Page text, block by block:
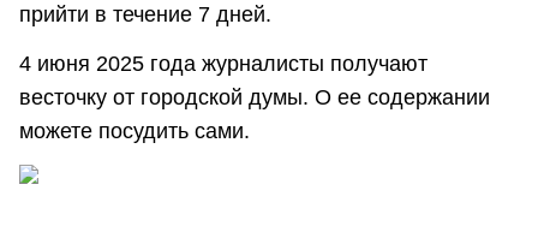
прийти в течение 7 дней.
4 июня 2025 года журналисты получают
весточку от городской думы. О ее содержании
можете посудить сами.